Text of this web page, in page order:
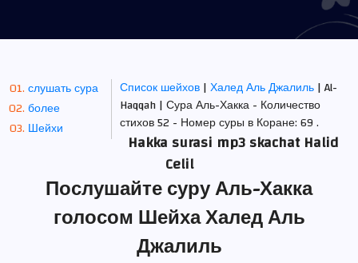
слушать сура
более
Шейхи
Список шейхов|Халед Аль Джалиль| Al-
Haqqah | Сура Аль-Хакка - Количество
стихов 52 - Номер суры в Коране: 69 .
Hakka surasi mp3 skachat Halid
Celil
Послушайте суру Аль-Хакка
голосом Шейха Халед Аль
Джалиль